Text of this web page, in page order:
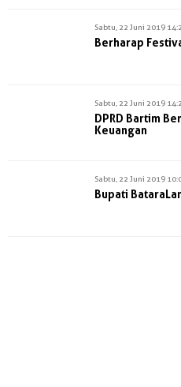
Sabtu, 22 Juni 2019
Berharap
Sabtu, 22 Juni 2019
DPRD Bartim
Keuangan
Sabtu, 22 Juni 2019
Bupati